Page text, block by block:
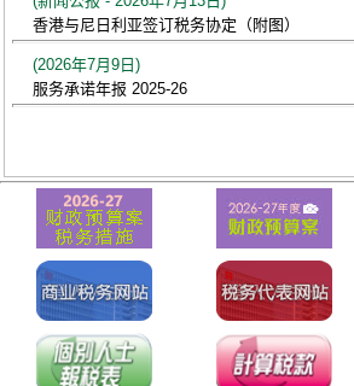
香港与尼日利亚签订税务协定（附图）
(2026年7月9日)
服务承诺年报 2025-26